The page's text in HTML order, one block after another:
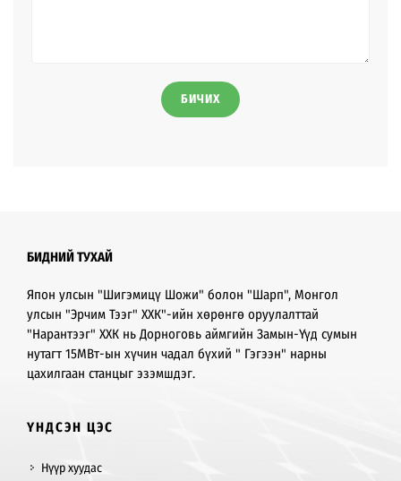
БИЧИХ
БИДНИЙ ТУХАЙ
Япон улсын "Шигэмицү Шожи" болон "Шарп", Монгол
улсын "Эрчим Тээг" ХХК"-ийн хөрөнгө оруулалттай
"Нарантээг" ХХК нь Дорноговь аймгийн Замын-Үүд сумын
нутагт 15МВт-ын хүчин чадал бүхий " Гэгээн" нарны
цахилгаан станцыг эзэмшдэг.
ҮНДСЭН ЦЭС
Нүүр хуудас